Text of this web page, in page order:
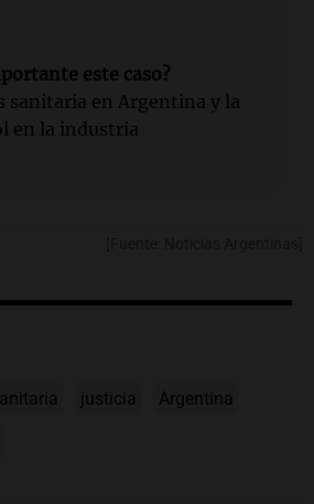
este caso?
sanitaria en Argentina y la
en la industria
justicia Argentina